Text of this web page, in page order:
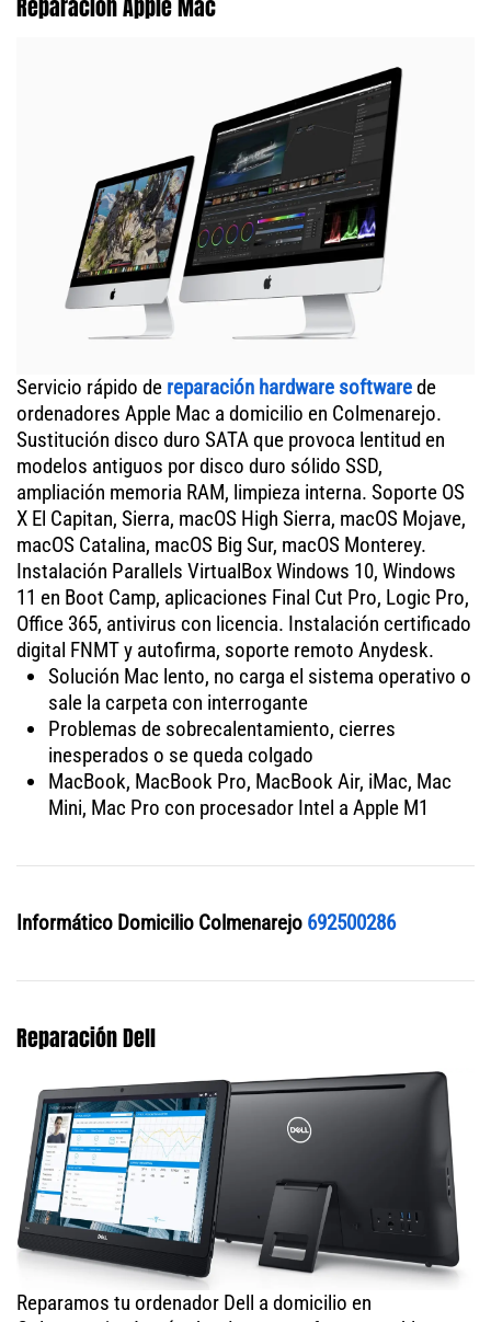
Reparación Apple Mac
Servicio rápido de reparación hardware softwarede
ordenadores Apple Mac a domicilio en Colmenarejo.
Sustitución disco duro SATA que provoca lentitud en
modelos antiguos por disco duro sólido SSD,
ampliación memoria RAM, limpieza interna. Soporte OS
X El Capitan, Sierra, macOS High Sierra, macOS Mojave,
macOS Catalina, macOS Big Sur, macOS Monterey.
Instalación Parallels VirtualBox Windows 10, Windows
11 en Boot Camp, aplicaciones Final Cut Pro, Logic Pro,
Office 365, antivirus con licencia. Instalación certificado
digital FNMT y autofirma, soporte remoto Anydesk.
Solución Mac lento, no carga el sistema operativo o
sale la carpeta con interrogante
Problemas de sobrecalentamiento, cierres
inesperados o se queda colgado
MacBook, MacBook Pro, MacBook Air, iMac, Mac
Mini, Mac Pro con procesador Intel a Apple M1
Informático Domicilio Colmenarejo 692500286
Reparación Dell
Reparamos tu ordenador Dell a domicilio en